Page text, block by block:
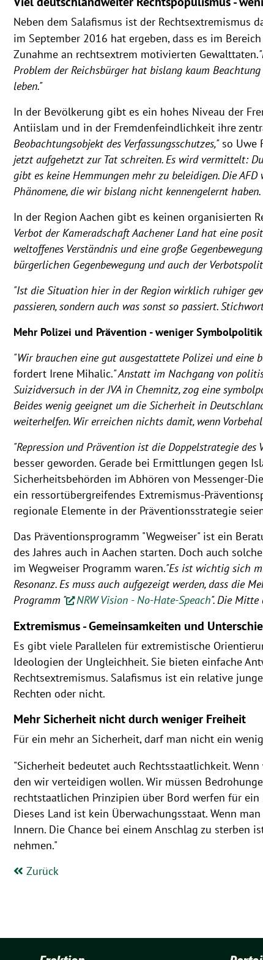
Neben dem Salafismus ist der Rechtsextremismus
im September 2016 hat ergeben, dass es im
Zunahme an rechtsextrem motivierten Gewalttaten.
Problem der Reichsbürger hat bislang kaum
leben."
In der Bevölkerung gibt es ein hohes Niveau der
Antiislam und in der Fremdenfeindlichkeit ihre
Beobachtungsobjekt des Verfassungsschutzes,"so Uwe
jetzt aufgehetzt zur Tat schreiten. Es wird vermittelt:
gibt es keine Hemmungen mehr zu beleidigen. Die
Phänomene, die wir bislang nicht kennengelernt
In der Region Aachen gibt es keinen organisierten
Verbot der Kameradschaft Aachener Land hat eine
weltoffenes Verständnis und eine große
bürgerlichen Gegenbewegung und auch der
"Ist die Situation hier in der Region wirklich ruhiger
passieren, sondern auch was sonst so passiert.
Mehr Polizei und Prävention - weniger
"Wir brauchen eine gut ausgestattete Polizei und eine
fordert Irene Mihalic." Anstatt im Nachgang von
Suizidversuch in der JVA in Chemnitz, zog eine
Beides wenig geeignet um die Sicherheit in
weiterhelfen. Wir erreichen nichts damit, wenn
"Repression und Prävention ist die Doppelstrategie des
besser geworden. Gerade bei Ermittlungen gegen
Sicherheitsbehörden im Abhören von Messenger-
ein ressortübergreifendes Extremismus-
regionale Elemente in der Präventionsstrategie
Das Präventionsprogramm "Wegweiser" ist ein
des Jahres auch in Aachen starten. Doch auch
im Wegweiser Programm waren."Es ist wichtig sich
Resonanz. Es muss auch aufgezeigt werden, dass die
Programm "
NRW Vision - No-Hate-Speach". Die
Extremismus - Gemeinsamkeiten und
Es gibt viele Parallelen für extremistische
Ideologien der Ungleichheit. Sie bieten einfache
Rechtsextremismus. Salafismus ist ein relative
Rechten oder nicht.
Mehr Sicherheit nicht durch weniger Freiheit
Für ein mehr an Sicherheit, darf man nicht ein
"Sicherheit bedeutet auch Rechtsstaatlichkeit.
den wir verteidigen wollen. Wir müssen
rechtstaatlichen Prinzipien über Bord werfen für
Dieses Land ist kein Überwachungsstaat. Wenn
Innern. Die Chance bei einem Anschlag zu
nehmen."
Zurück